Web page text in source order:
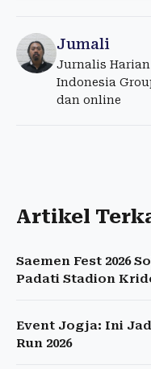
Jumali
Jurnalis
Indonesia
dan online
Artikel
Saemen Fest 2026
Padati Stadion
Event Jogja: Ini
Run 2026